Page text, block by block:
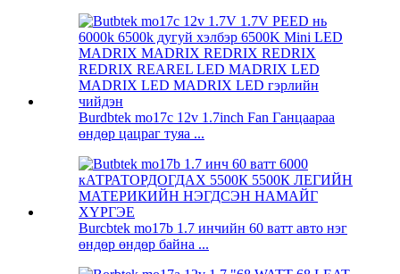
Burdbtek mo17c 12v 1.7inch Fan Ганцаараа
өндөр цацраг туяа ...
Burcbtek mo17b 1.7 инчийн 60 ватт авто нэг
өндөр өндөр байна ...